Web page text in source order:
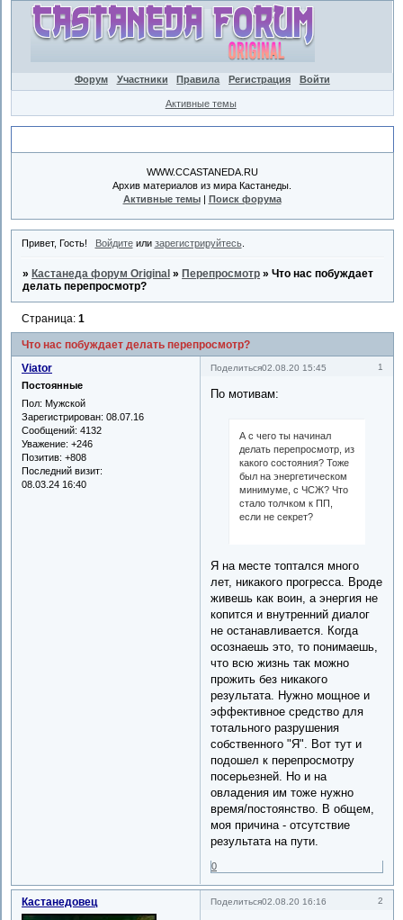
Форум Участники Правила Регистрация Войти
Активные темы
WWW.CCASTANEDA.RU
Архив материалов из мира Кастанеды.
Активные темы| Поиск форума
Привет, Гость! Войдитеили зарегистрируйтесь.
» Кастанеда форум Original » Перепросмотр »Что нас побуждает
делать перепросмотр?
Что нас побуждает делать перепросмотр?
Страница:1
Поделиться 1
02.08.20 15:45
Viator
Постоянные
Пол: Мужской
Зарегистрирован: 08.07.16
Сообщений: 4132
Уважение: +246
Позитив: +808
Последний визит:
08.03.24 16:40
По мотивам:
А с чего ты начинал
делать перепросмотр, из
какого состояния? Тоже
был на энергетическом
минимуме, с ЧСЖ? Что
стало толчком к ПП,
если не секрет?
Я на месте топтался много
лет, никакого прогресса. Вроде
живешь как воин, а энергия не
копится и внутренний диалог
не останавливается. Когда
осознаешь это, то понимаешь,
что всю жизнь так можно
прожить без никакого
результата. Нужно мощное и
эффективное средство для
тотального разрушения
собственного "Я". Вот тут и
подошел к перепросмотру
посерьезней. Но и на
овладения им тоже нужно
время/постоянство. В общем,
моя причина - отсутствие
результата на пути.
0
Поделиться 2
02.08.20 16:16
Кастанедовец